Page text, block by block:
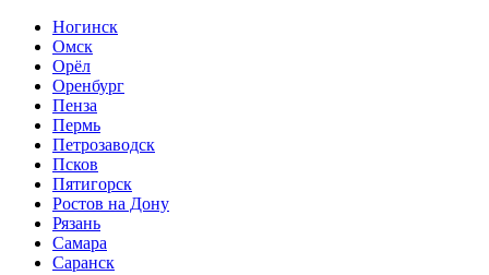
Ногинск
Омск
Орёл
Оренбург
Пенза
Пермь
Петрозаводск
Псков
Пятигорск
Ростов на Дону
Рязань
Самара
Саранск